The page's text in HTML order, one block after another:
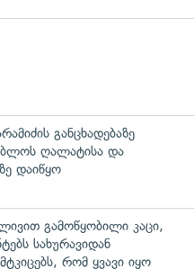
განცხადებაზე
ღალატისა და
დაიწყო
გამოწყობილი კაცი,
სახურავიდან
რომ ყვავი იყო